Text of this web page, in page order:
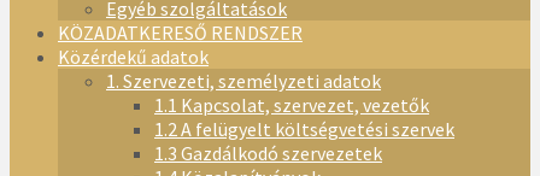
Egyéb szolgáltatások
KÖZADATKERESŐ RENDSZER
Közérdekű adatok
1. Szervezeti, személyzeti adatok
1.1 Kapcsolat, szervezet, vezetők
1.2 A felügyelt költségvetési szervek
1.3 Gazdálkodó szervezetek